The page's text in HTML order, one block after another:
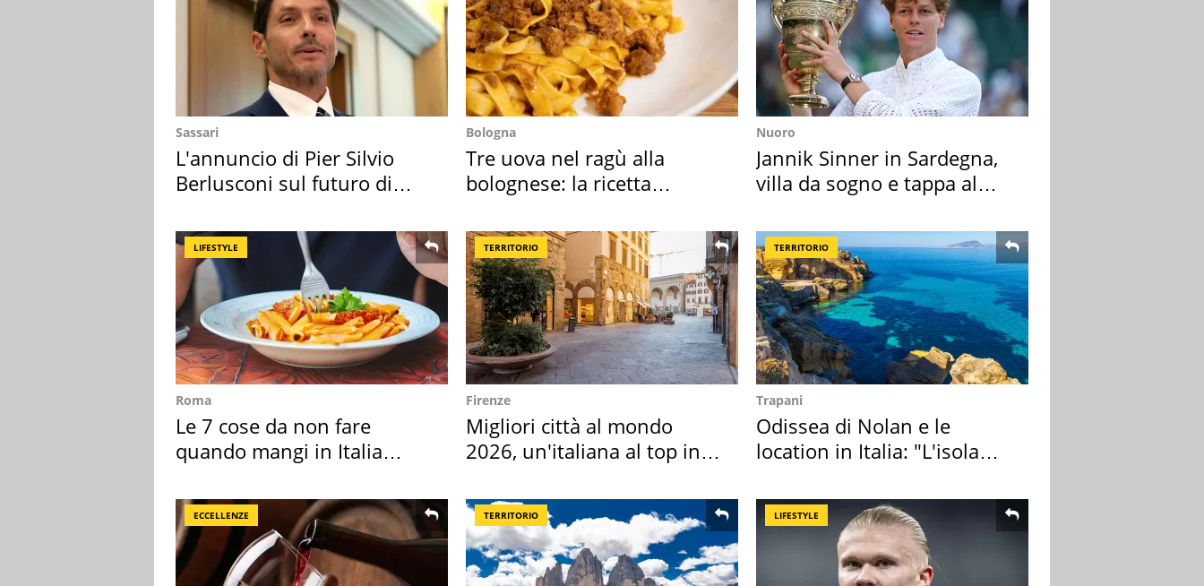
Sassari
L'annuncio di Pier Silvio
Berlusconi sul futuro di
Bologna
Tre uova nel ragù alla
bolognese: la ricetta
Nuoro
Jannik Sinner in Sardegna,
villa da sogno e tappa al
LIFESTYLE
Roma
Le 7 cose da non fare
quando mangi in Italia
TERRITORIO
Firenze
Migliori città al mondo
2026, un'italiana al top in
TERRITORIO
Trapani
Odissea di Nolan e le
location in Italia: "L'isola
ECCELLENZE TERRITORIO LIFESTYLE